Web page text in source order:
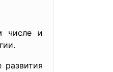
числе и